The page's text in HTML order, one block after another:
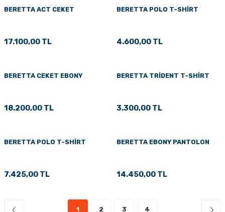
BERETTA ACT CEKET
17.100,00 TL
BERETTA POLO T-SHİRT
4.600,00 TL
BERETTA CEKET EBONY
18.200,00 TL
BERETTA TRİDENT T-SHİRT
3.300,00 TL
BERETTA POLO T-SHİRT
7.425,00 TL
BERETTA EBONY PANTOLON
14.450,00 TL
1 2 3 4